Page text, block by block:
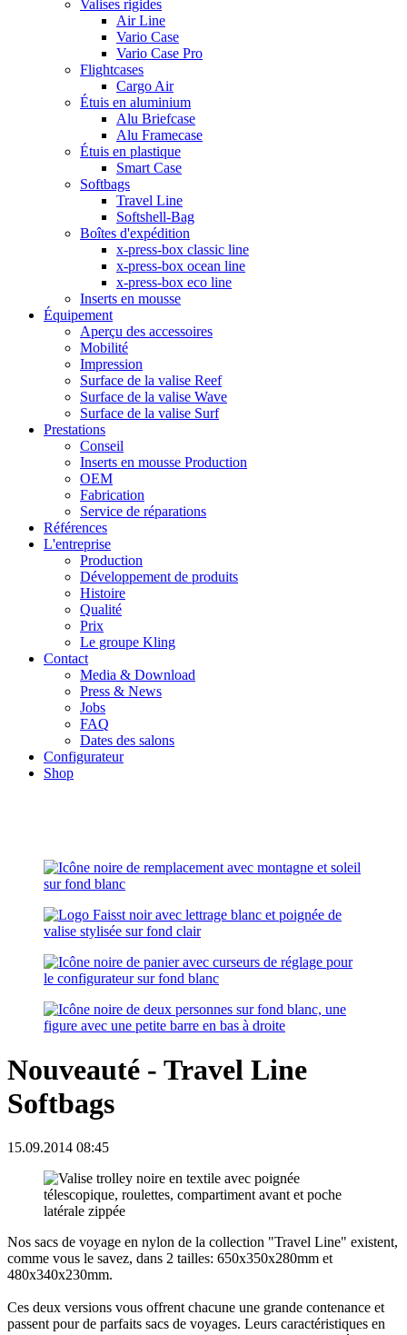
Valises rigides
Air Line
Vario Case
Vario Case Pro
Flightcases
Cargo Air
Étuis en aluminium
Alu Briefcase
Alu Framecase
Étuis en plastique
Smart Case
Softbags
Travel Line
Softshell-Bag
Boîtes d'expédition
x-press-box classic line
x-press-box ocean line
x-press-box eco line
Inserts en mousse
Équipement
Aperçu des accessoires
Mobilité
Impression
Surface de la valise Reef
Surface de la valise Wave
Surface de la valise Surf
Prestations
Conseil
Inserts en mousse Production
OEM
Fabrication
Service de réparations
Références
L'entreprise
Production
Développement de produits
Histoire
Qualité
Prix
Le groupe Kling
Contact
Media & Download
Press & News
Jobs
FAQ
Dates des salons
Configurateur
Shop
Nouveauté - Travel Line
Softbags
15.09.2014 08:45
Nos sacs de voyage en nylon de la collection "Travel Line" existent,
comme vous le savez, dans 2 tailles: 650x350x280mm et
480x340x230mm.
Ces deux versions vous offrent chacune une grande contenance et
passent pour de parfaits sacs de voyages. Leurs caractéristiques en